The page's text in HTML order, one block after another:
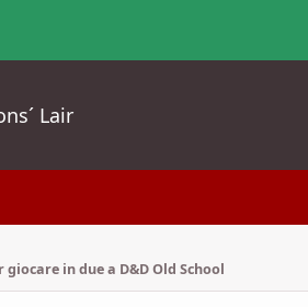
Lair
in due a D&D Old School